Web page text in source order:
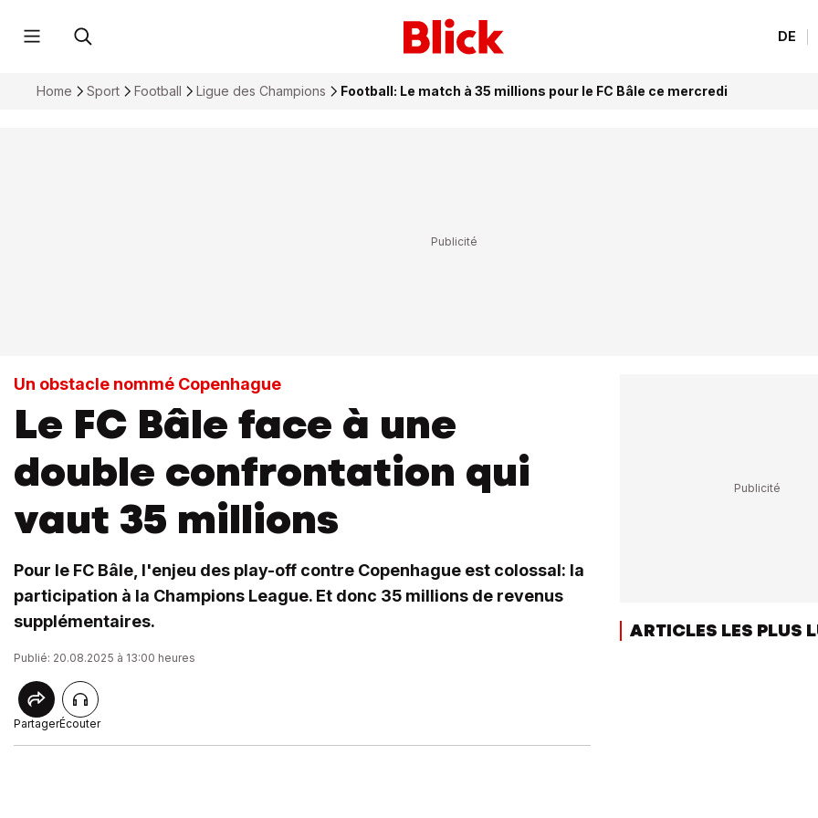
DE
Home Sport Football Ligue des Champions Football: Le match à 35 millions pour le FC Bâle ce mercredi
Un obstacle nommé Copenhague
Le FC Bâle face à une
double confrontation qui
vaut 35 millions
Pour le FC Bâle, l'enjeu des play-off contre Copenhague est colossal: la
participation à la Champions League. Et donc 35 millions de revenus
supplémentaires.
Publié: 20.08.2025 à 13:00 heures
PartagerÉcouter
ARTICLES LES PLUS